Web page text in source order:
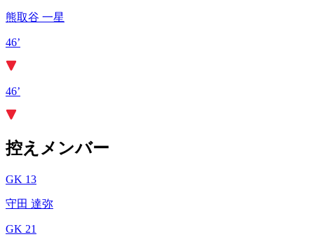
熊取谷 一星
46’
46’
控えメンバー
GK 13
守田 達弥
GK 21